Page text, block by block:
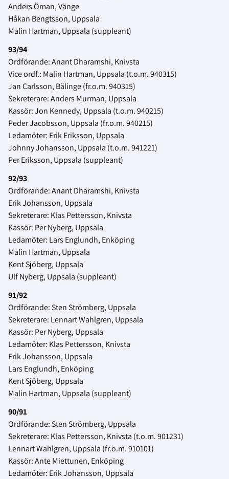
Anders Öman, Vänge
Håkan Bengtsson, Uppsala
Malin Hartman, Uppsala (suppleant)
93/94
Ordförande: Anant Dharamshi, Knivsta
Vice ordf.: Malin Hartman, Uppsala (t.o.m. 940315)
Jan Carlsson, Bälinge (fr.o.m. 940315)
Sekreterare: Anders Murman, Uppsala
Kassör: Jon Kennedy, Uppsala (t.o.m. 940215)
Peder Jacobsson, Uppsala (fr.o.m. 940215)
Ledamöter: Erik Eriksson, Uppsala
Johnny Johansson, Uppsala (t.o.m. 941221)
Per Eriksson, Uppsala (suppleant)
92/93
Ordförande: Anant Dharamshi, Knivsta
Erik Johansson, Uppsala
Sekreterare: Klas Pettersson, Knivsta
Kassör: Per Nyberg, Uppsala
Ledamöter: Lars Englundh, Enköping
Malin Hartman, Uppsala
Kent Sjöberg, Uppsala
Ulf Nyberg, Uppsala (suppleant)
91/92
Ordförande: Sten Strömberg, Uppsala
Sekreterare: Lennart Wahlgren, Uppsala
Kassör: Per Nyberg, Uppsala
Ledamöter: Klas Pettersson, Knivsta
Erik Johansson, Uppsala
Lars Englundh, Enköping
Kent Sjöberg, Uppsala
Malin Hartman, Uppsala (suppleant)
90/91
Ordförande: Sten Strömberg, Uppsala
Sekreterare: Klas Pettersson, Knivsta (t.o.m. 901231)
Lennart Wahlgren, Uppsala (fr.o.m. 910101)
Kassör: Ante Miettunen, Enköping
Ledamöter: Erik Johansson, Uppsala